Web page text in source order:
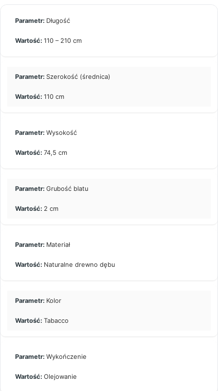
Długość
110 – 210 cm
Szerokość (średnica)
110 cm
Wysokość
74,5 cm
Grubość blatu
2 cm
Materiał
Naturalne drewno dębu
Kolor
Tabacco
Wykończenie
Olejowanie